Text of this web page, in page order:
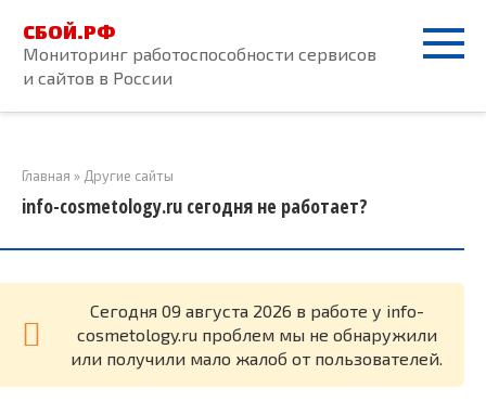
контенту
СБОЙ.РФ
Мониторинг работоспособности сервисов
и сайтов в России
Главная » Другие сайты
info-cosmetology.ru сегодня не работает?
Cегодня 09 августа 2026 в работе у info-
cosmetology.ru проблем мы не обнаружили
или получили мало жалоб от пользователей.